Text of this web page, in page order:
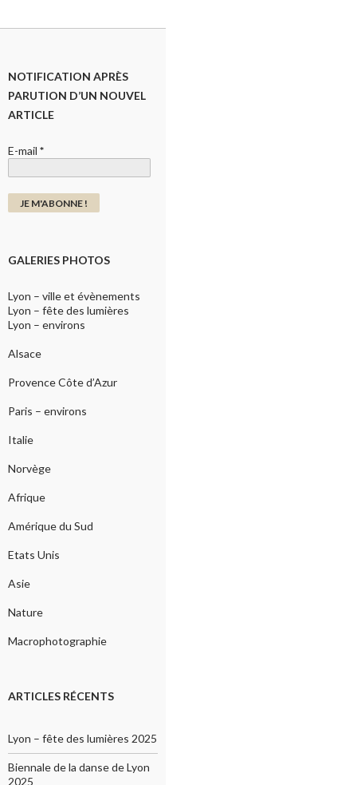
NOTIFICATION APRÈS
PARUTION D’UN NOUVEL
ARTICLE
E-mail *
GALERIES PHOTOS
Lyon – ville et évènements
Lyon – fête des lumières
Lyon – environs
Alsace
Provence Côte d’Azur
Paris – environs
Italie
Norvège
Afrique
Amérique du Sud
Etats Unis
Asie
Nature
Macrophotographie
ARTICLES RÉCENTS
Lyon – fête des lumières 2025
Biennale de la danse de Lyon
2025